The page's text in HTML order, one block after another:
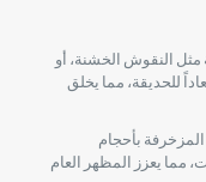
النقوش الخشنة، أو
للحديقة، مما يخلق
بأحجام
مما يعزز المظهر العام